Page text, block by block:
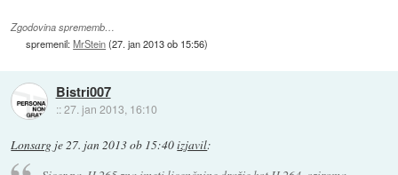
Zgodovina sprememb…
spremenil:MrStein(27. jan 2013 ob 15:56)
Bistri007
::27. jan 2013, 16:10
Lonsarg je27. jan 2013 ob 15:40izjavil: